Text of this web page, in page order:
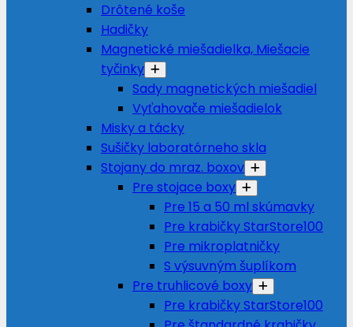
Drôtené koše
Hadičky
Magnetické miešadielka, Miešacie
tyčinky
Sady magnetických miešadiel
Vyťahovače miešadielok
Misky a tácky
Sušičky laboratórneho skla
Stojany do mraz. boxov
Pre stojace boxy
Pre 15 a 50 ml skúmavky
Pre krabičky StarStore100
Pre mikroplatničky
S výsuvným šuplíkom
Pre truhlicové boxy
Pre krabičky StarStore100